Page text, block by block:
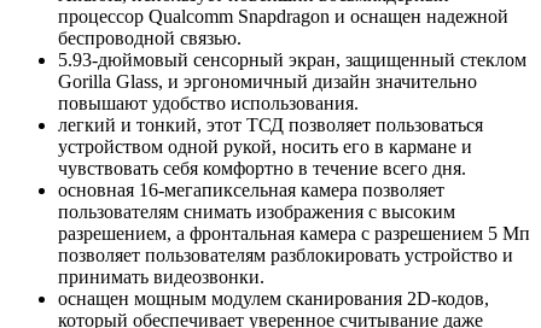
процессор Qualcomm Snapdragon и оснащен надежной
беспроводной связью.
5.93-дюймовый сенсорный экран, защищенный стеклом
Gorilla Glass, и эргономичный дизайн значительно
повышают удобство использования.
легкий и тонкий, этот ТСД позволяет пользоваться
устройством одной рукой, носить его в кармане и
чувствовать себя комфортно в течение всего дня.
основная 16-мегапиксельная камера позволяет
пользователям снимать изображения с высоким
разрешением, а фронтальная камера с разрешением 5 Мп
позволяет пользователям разблокировать устройство и
принимать видеозвонки.
оснащен мощным модулем сканирования 2D-кодов,
который обеспечивает уверенное считывание даже